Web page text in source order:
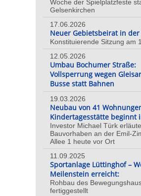
Woche der Spielplatzfeste
Gelsenkirchen
17.06.2026
Neuer Gebietsbeirat in
Konstituierende Sitzung am
12.05.2026
Umbau Bochumer Straße:
Vollsperrung wegen
Busse statt Bahnen
19.03.2026
Neubau von 41
Kindertagesstätte beginnt
Investor Michael Türk
Bauvorhaben an der Emil-
Allee 1 heute vor Ort
11.09.2025
Sportanlage Lüttinghof –
Meilenstein erreicht:
Rohbau des
fertiggestellt